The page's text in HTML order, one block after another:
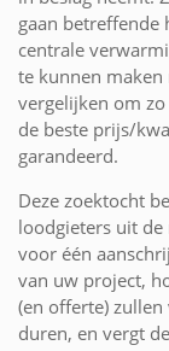
gaan betreffende
centrale
te kunnen
vergelijken om
de beste prijs/
garandeerd.
Deze zoektocht
loodgieters uit de
voor één
van uw project,
(en offerte)
duren, en vergt